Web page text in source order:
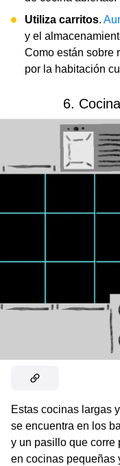
Utiliza carritos.
y el
Como están sobre
por la habitación
6.
Estas cocinas largas
se encuentra en los
y un pasillo que corre
en cocinas pequeñas